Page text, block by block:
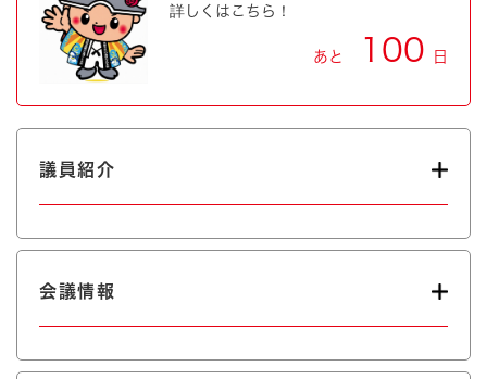
詳しくはこちら！
あと 100 日
議員紹介
会議情報